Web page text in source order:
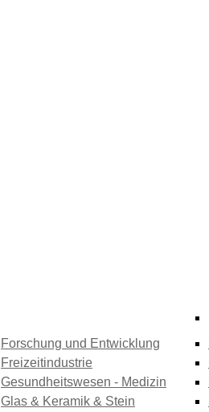
Forschung und Entwicklung
Freizeitindustrie
Gesundheitswesen - Medizin
Glas & Keramik & Stein